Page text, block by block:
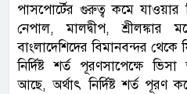
পাসপোর্টের গুরুত্ব কমে
নেপাল, মালদ্বীপ, শ্রীলঙ্কার
বাংলাদেশিদের বিমানবন্দর
নির্দিষ্ট শর্ত পূরণসাপেক্ষে
আছে, অর্থাৎ নির্দিষ্ট শর্ত পূরণ